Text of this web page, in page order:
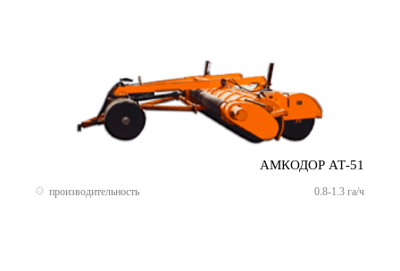
АМКОДОР АТ-51
производительность 0.8-1.3 га/ч